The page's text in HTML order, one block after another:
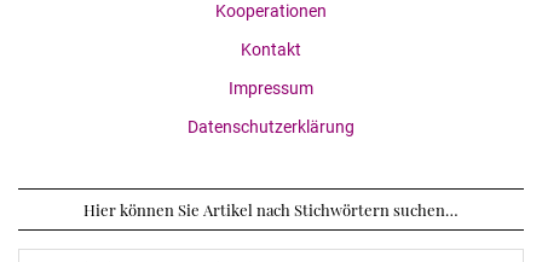
Kooperationen
Kontakt
Impressum
Datenschutzerklärung
Hier können Sie Artikel nach Stichwörtern suchen…